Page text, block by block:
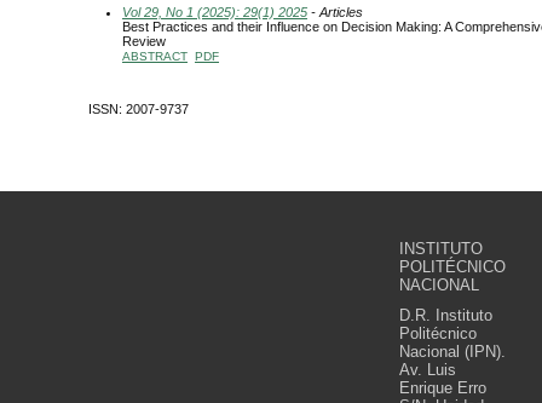
Vol 29, No 1 (2025): 29(1) 2025 - Articles
Best Practices and their Influence on Decision Making: A
Review
ABSTRACT PDF
ISSN: 2007-9737
INSTITUTO
POLITÉCNICO
NACIONAL
D.R. Instituto
Politécnico
Nacional (IPN).
Av. Luis
Enrique Erro